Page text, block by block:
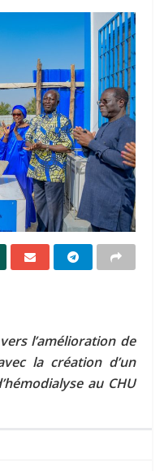
l’amélioration de
la création d’un
au CHU